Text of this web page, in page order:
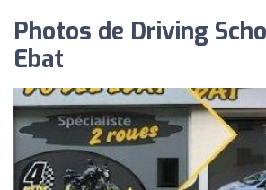
Photos de Driving
Ebat